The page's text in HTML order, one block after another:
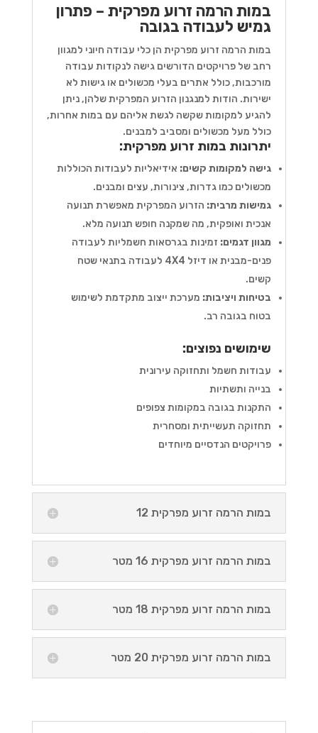
במות הרמה זרוע מפרקית – פתרון
גמיש לעבודה בגובה
במות הרמה זרוע מפרקית הן כלי עבודה חיוני למגוון
רחב של פרויקטים הדורשים גישה לנקודות עבודה
מורכבות, כולל אתרים בעלי מכשולים או גישות לא
ישירות. הודות למנגנון הזרוע המפרקית שלהן, ניתן
להגיע למקומות שקשה לגשת אליהם עם במות אחרות,
כולל מעל מכשולים ומסביב למבנים.
יתרונות במות זרוע מפרקית:
גישה למקומות קשים: אידיאליות לעבודות הכוללות
מכשולים כמו גדרות, צינורות, עצים ומבנים.
גמישות מרבית: הזרוע המפרקית מאפשרת תנועה
אנכית ואופקית, מה שמקנה חופש תנועה מלא.
מגוון דגמים: זמינות בגרסאות חשמליות לעבודה
פנים-מבנית או דיזל 4X4 לעבודה בתנאי שטח
קשים.
בטיחות ויציבות: מערכת ייצוב מתקדמת לשימוש
בטוח בגובה רב.
שימושים נפוצים:
עבודות חשמל ותחזוקה עירונית
בנייה ותשתיות
התקנות בגובה במקומות צפופים
תחזוקה תעשייתית ומסחרית
פרויקטים הנדסיים מיוחדים
במות הרמה זרוע מפרקית 12
במות הרמה זרוע מפרקית 16 מטר
במות הרמה זרוע מפרקית 18 מטר
במות הרמה זרוע מפרקית 20 מטר